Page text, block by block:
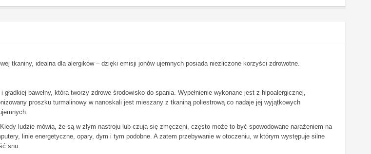
tkaniny, idealna dla alergików – dzięki emisji jonów ujemnych posiada niezliczone korzyści zdrowotne.
bawełny, która tworzy zdrowe środowisko do spania. Wypełnienie wykonane jest z hipoalergicznej,
proszku turmalinowy w nanoskali jest mieszany z tkaniną poliestrową co nadaje jej wyjątkowych
ludzie mówią, że są w złym nastroju lub czują się zmęczeni, często może to być spowodowane narażeniem na
linie energetyczne, opary, dym i tym podobne. A zatem przebywanie w otoczeniu, w którym występuje silne
snu.